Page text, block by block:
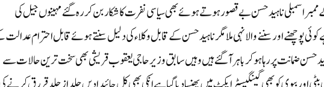
ممبر اسمبلی ناہید حسن بے قصور ہوتے ہوئے بھی سیاسی نفرت کا شکار بن کر رہ گئے مہینوں جیل کی
چھنے اور سننے والا نہی ملا مگر ناہید حسن کے قابل وکلاء کی دلیل سنتے ہوئے قابل احترام
حسن ضمانت پر رہا ہوکر باہر آگئے ہیں وہیں سابق وزیر حاجی یعقوب قریشی بھی سخت ترین حالات سے